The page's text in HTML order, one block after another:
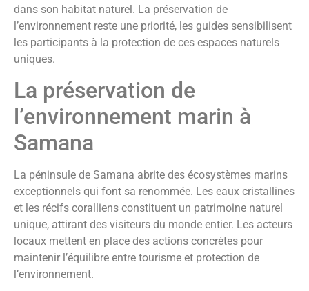
dans son habitat naturel. La préservation de
l’environnement reste une priorité, les guides sensibilisent
les participants à la protection de ces espaces naturels
uniques.
La préservation de
l’environnement marin à
Samana
La péninsule de Samana abrite des écosystèmes marins
exceptionnels qui font sa renommée. Les eaux cristallines
et les récifs coralliens constituent un patrimoine naturel
unique, attirant des visiteurs du monde entier. Les acteurs
locaux mettent en place des actions concrètes pour
maintenir l’équilibre entre tourisme et protection de
l’environnement.